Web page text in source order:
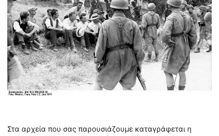
Στα αρχεία που σας παρουσιάζουμε καταγράφεται η